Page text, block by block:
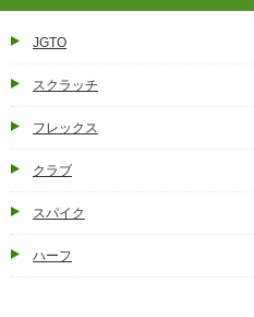
JGTO
スクラッチ
フレックス
クラブ
スパイク
ハーフ